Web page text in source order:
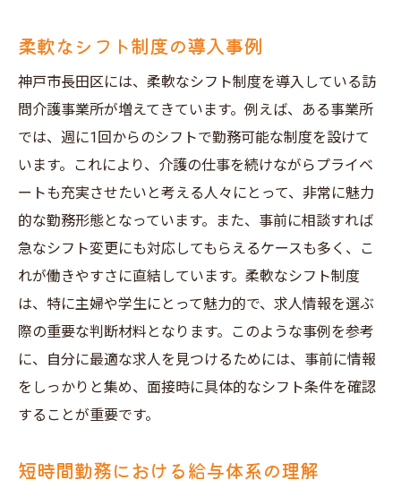
柔軟なシフト制度の導入事例
神戸市長田区には、柔軟なシフト制度を導入している訪
問介護事業所が増えてきています。例えば、ある事業所
では、週に1回からのシフトで勤務可能な制度を設けて
います。これにより、介護の仕事を続けながらプライベ
ートも充実させたいと考える人々にとって、非常に魅力
的な勤務形態となっています。また、事前に相談すれば
急なシフト変更にも対応してもらえるケースも多く、こ
れが働きやすさに直結しています。柔軟なシフト制度
は、特に主婦や学生にとって魅力的で、求人情報を選ぶ
際の重要な判断材料となります。このような事例を参考
に、自分に最適な求人を見つけるためには、事前に情報
をしっかりと集め、面接時に具体的なシフト条件を確認
することが重要です。
短時間勤務における給与体系の理解